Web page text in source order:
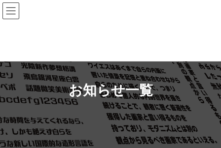
コ
ン
テ
キ
ッ
プ
ナ
ビ
ゲ
に
移
動
お知らせ一覧